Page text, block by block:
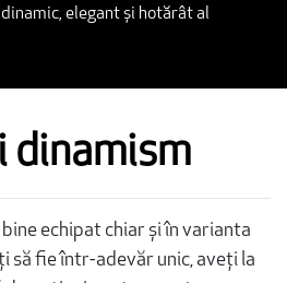
elegant și hotărât al
dinamism
echipat chiar și în varianta
să fie într-adevăr unic, aveți la